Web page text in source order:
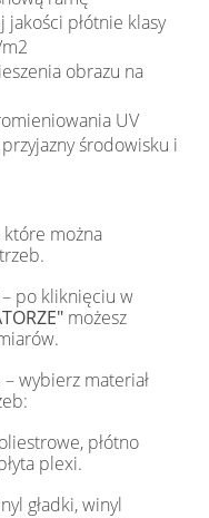
płótnie klasy
obrazu na
UV
środowisku i
można
– po kliknięciu w
możesz
– wybierz materiał
płótno
plexi.
gładki, winyl